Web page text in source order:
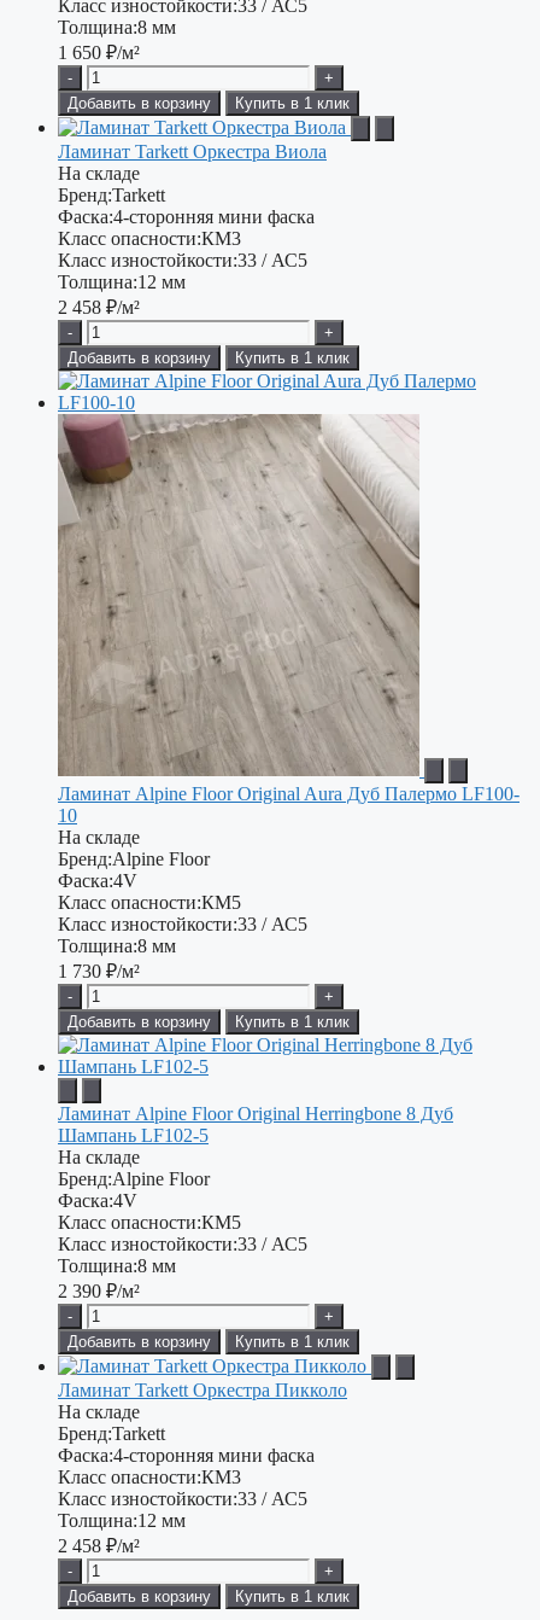
Класс изностойкости:33 / АС5
Толщина:8 мм
1 650 ₽/м²
-
+
Добавить в корзину
Купить в 1 клик
Ламинат Tarkett Оркестра Виола
На складе
Бренд:Tarkett
Фаска:4-сторонняя мини фаска
Класс опасности:КМ3
Класс изностойкости:33 / АС5
Толщина:12 мм
2 458 ₽/м²
-
+
Добавить в корзину
Купить в 1 клик
Ламинат Alpine Floor Original Aura Дуб Палермо LF100-
10
На складе
Бренд:Alpine Floor
Фаска:4V
Класс опасности:КМ5
Класс изностойкости:33 / АС5
Толщина:8 мм
1 730 ₽/м²
-
+
Добавить в корзину
Купить в 1 клик
Ламинат Alpine Floor Original Herringbone 8 Дуб
Шампань LF102-5
На складе
Бренд:Alpine Floor
Фаска:4V
Класс опасности:КМ5
Класс изностойкости:33 / АС5
Толщина:8 мм
2 390 ₽/м²
-
+
Добавить в корзину
Купить в 1 клик
Ламинат Tarkett Оркестра Пикколо
На складе
Бренд:Tarkett
Фаска:4-сторонняя мини фаска
Класс опасности:КМ3
Класс изностойкости:33 / АС5
Толщина:12 мм
2 458 ₽/м²
-
+
Добавить в корзину
Купить в 1 клик